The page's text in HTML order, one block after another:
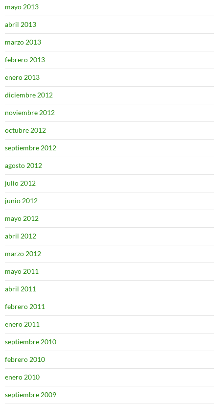
mayo 2013
abril 2013
marzo 2013
febrero 2013
enero 2013
diciembre 2012
noviembre 2012
octubre 2012
septiembre 2012
agosto 2012
julio 2012
junio 2012
mayo 2012
abril 2012
marzo 2012
mayo 2011
abril 2011
febrero 2011
enero 2011
septiembre 2010
febrero 2010
enero 2010
septiembre 2009